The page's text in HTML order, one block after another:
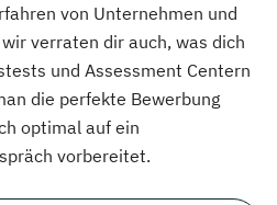
von Unternehmen und
verraten dir auch, was dich
und Assessment Centern
die perfekte Bewerbung
optimal auf ein
vorbereitet.